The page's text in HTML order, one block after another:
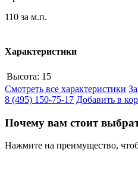
110 за м.п.
Характеристики
Высота: 15
Смотреть все характеристики
8 (495) 150-75-17 Добавить в
Почему вам стоит
Нажмите на преимущество,